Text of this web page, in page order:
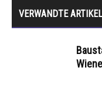
VERWANDTE ARTIKEL